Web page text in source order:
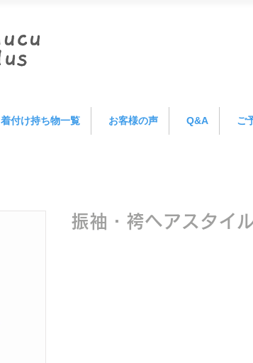
着付け持ち物一覧 お客様の声 Q&A ご
振袖・袴ヘアスタイ